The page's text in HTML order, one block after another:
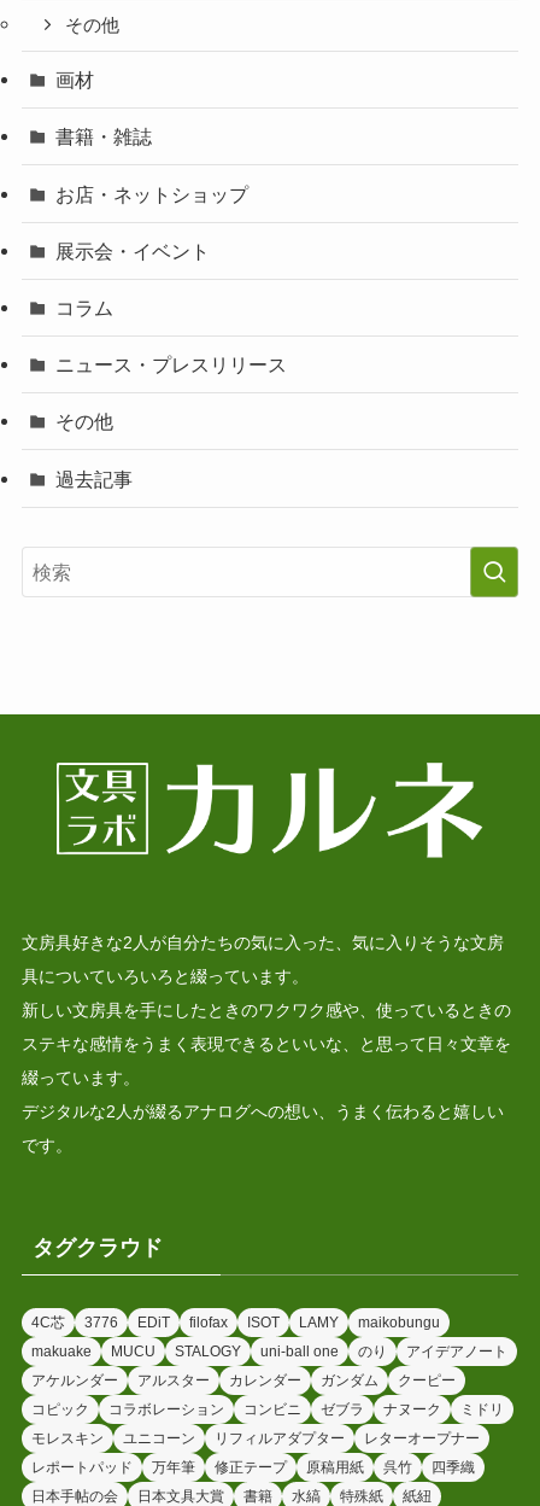
その他
画材
書籍・雑誌
お店・ネットショップ
展示会・イベント
コラム
ニュース・プレスリリース
その他
過去記事
文房具好きな2人が自分たちの気に入った、気に入りそうな文房
具についていろいろと綴っています。
新しい文房具を手にしたときのワクワク感や、使っているときの
ステキな感情をうまく表現できるといいな、と思って日々文章を
綴っています。
デジタルな2人が綴るアナログへの想い、うまく伝わると嬉しい
です。
タグクラウド
4C芯 3776 EDiT filofax ISOT LAMY
maikobungu
makuake
MUCU STALOGY uni-ball one のり
アイデアノート
アケルンダー
アルスター カレンダー ガンダム
クーピー
コピック
コラボレーション コンビニ ゼブラ ナヌーク
ミドリ
モレスキン
ユニコーン リフィルアダプター
レターオープナー
レポートパッド
万年筆 修正テープ 原稿用紙 呉竹
四季織
日本手帖の会
日本文具大賞 書籍 水縞 特殊紙 紙紐